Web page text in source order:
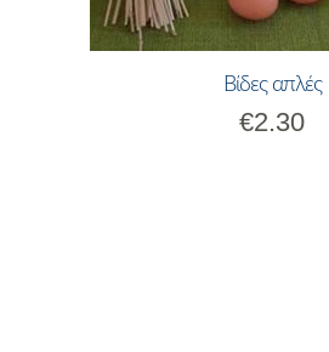
Βίδες απλές
€2.30